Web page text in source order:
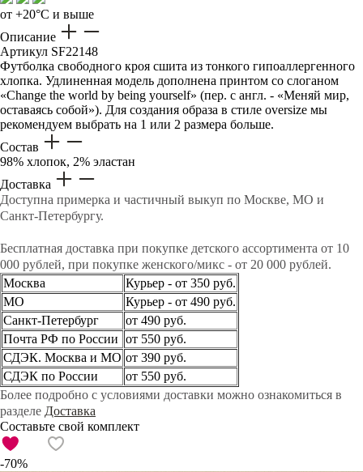
от +20°C и выше
Описание
Артикул SF22148
Футболка свободного кроя сшита из тонкого гипоаллергенного
хлопка. Удлиненная модель дополнена принтом со слоганом
«Change the world by being yourself» (пер. с англ. - «Меняй мир,
оставаясь собой»). Для создания образа в стиле oversize мы
рекомендуем выбрать на 1 или 2 размера больше.
Состав
98% хлопок, 2% эластан
Доставка
Доступна примерка и частичный выкуп по Москве, МО и
Санкт-Петербургу.
Бесплатная доставка при покупке детского ассортимента от 10
000 рублей, при покупке женского/микс - от 20 000 рублей.
Москва
Курьер - от 350 руб.
МО
Курьер - от 490 руб.
Санкт-Петербург
от 490 руб.
Почта РФ по России от 550 руб.
СДЭК. Москва и МО от 390 руб.
СДЭК по России
от 550 руб.
Более подробно с условиями доставки можно ознакомиться в
разделе Доставка
Составьте свой комплект
-70%